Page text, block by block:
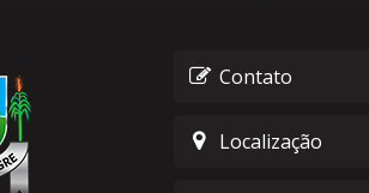
Contato
Localização